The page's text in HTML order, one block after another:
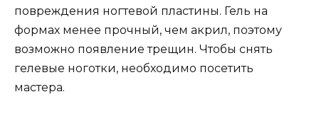
повреждения ногтевой пластины. Гель на
формах менее прочный, чем акрил, поэтому
возможно появление трещин. Чтобы снять
гелевые ноготки, необходимо посетить
мастера.